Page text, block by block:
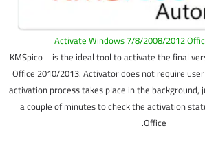
Activate Windows 7/8/2008/2012
KMSpico – is the ideal tool to activate the final
Office 2010/2013. Activator does not require
activation process takes place in the
a couple of minutes to check the activation
Office.